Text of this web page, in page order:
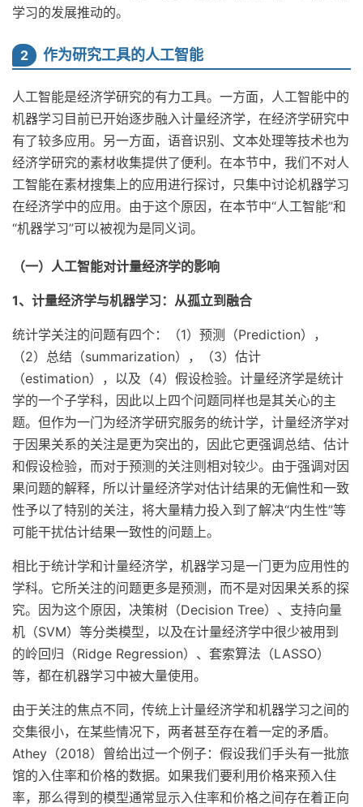
学习的发展推动的。
2 作为研究工具的人工智能
人工智能是经济学研究的有力工具。一方面，人工智能中的
机器学习目前已开始逐步融入计量经济学，在经济学研究中
有了较多应用。另一方面，语音识别、文本处理等技术也为
经济学研究的素材收集提供了便利。在本节中，我们不对人
工智能在素材搜集上的应用进行探讨，只集中讨论机器学习
在经济学中的应用。由于这个原因，在本节中“人工智能”和
“机器学习”可以被视为是同义词。
（一）人工智能对计量经济学的影响
1、计量经济学与机器学习：从孤立到融合
统计学关注的问题有四个：（1）预测（Prediction），
（2）总结（summarization），（3）估计
（estimation），以及（4）假设检验。计量经济学是统计
学的一个子学科，因此以上四个问题同样也是其关心的主
题。但作为一门为经济学研究服务的统计学，计量经济学对
于因果关系的关注是更为突出的，因此它更强调总结、估计
和假设检验，而对于预测的关注则相对较少。由于强调对因
果问题的解释，所以计量经济学对估计结果的无偏性和一致
性予以了特别的关注，将大量精力投入到了解决“内生性”等
可能干扰估计结果一致性的问题上。
相比于统计学和计量经济学，机器学习是一门更为应用性的
学科。它所关注的问题更多是预测，而不是对因果关系的探
究。因为这个原因，决策树（Decision Tree）、支持向量
机（SVM）等分类模型，以及在计量经济学中很少被用到
的岭回归（Ridge Regression）、套索算法（LASSO）
等，都在机器学习中被大量使用。
由于关注的焦点不同，传统上计量经济学和机器学习之间的
交集很小，在某些情况下，两者甚至存在着一定的矛盾。
Athey（2018）曾给出过一个例子：假设我们手头有一批旅
馆的入住率和价格的数据。如果我们要利用价格来预入住
率，那么得到的模型通常显示入住率和价格之间存在着正向